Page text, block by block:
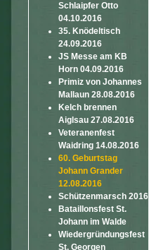
Schlaipfer Otto
04.10.2016
35. Knödeltisch
24.09.2016
JS Messe am KB
Horn 04.09.2016
Primiz von Johannes
Mallaun 28.08.2016
Kelch brennen
Aiglsau 27.08.2016
Veteranenfest
Waidring 14.08.2016
60. Geburtstag
Johann Grander
12.08.2016
Schützenmarsch 2016
Bataillonsfest St.
Johann im Walde
Wiedergründungsfest
St. Georgen